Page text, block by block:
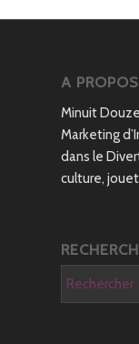
A PROPOS
Minuit
Marketing
dans le
culture,